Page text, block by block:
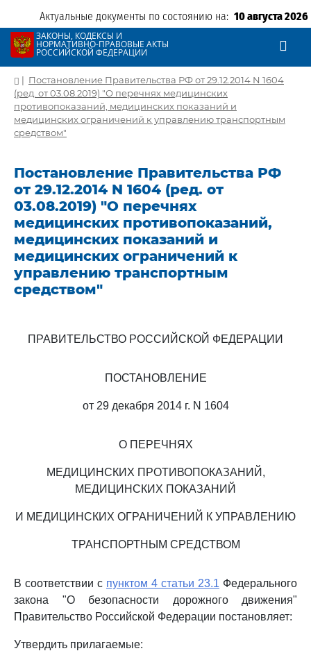
Актуальные документы по состоянию на: 10 августа 2026
ЗАКОНЫ, КОДЕКСЫ И
НОРМАТИВНО-ПРАВОВЫЕ АКТЫ
РОССИЙСКОЙ ФЕДЕРАЦИИ
| Постановление Правительства РФ от 29.12.2014 N 1604
(ред. от 03.08.2019) "О перечнях медицинских
противопоказаний, медицинских показаний и
медицинских ограничений к управлению транспортным
средством"
Постановление Правительства РФ
от 29.12.2014 N 1604 (ред. от
03.08.2019) "О перечнях
медицинских противопоказаний,
медицинских показаний и
медицинских ограничений к
управлению транспортным
средством"
ПРАВИТЕЛЬСТВО РОССИЙСКОЙ ФЕДЕРАЦИИ
ПОСТАНОВЛЕНИЕ
от 29 декабря 2014 г. N 1604
О ПЕРЕЧНЯХ
МЕДИЦИНСКИХ ПРОТИВОПОКАЗАНИЙ,
МЕДИЦИНСКИХ ПОКАЗАНИЙ
И МЕДИЦИНСКИХ ОГРАНИЧЕНИЙ К УПРАВЛЕНИЮ
ТРАНСПОРТНЫМ СРЕДСТВОМ
В соответствии с пунктом 4 статьи 23.1 Федерального
закона "О безопасности дорожного движения"
Правительство Российской Федерации постановляет:
Утвердить прилагаемые: